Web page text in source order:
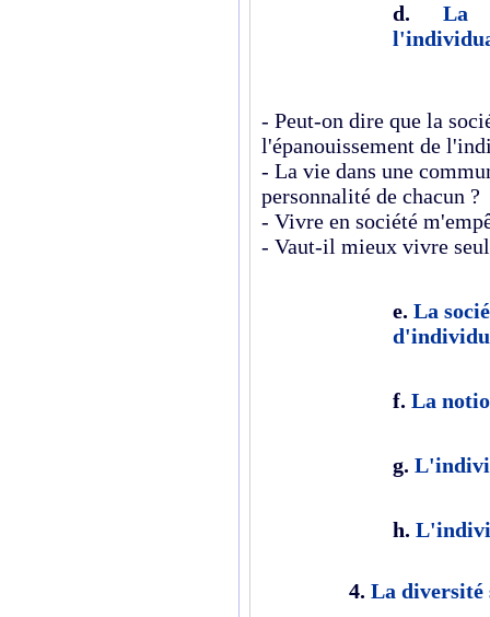
d. La
- Peut-on dire que la
l'épanouissement de
- La vie dans une
personnalité de chacun ?
- Vivre en société
- Vaut-il mieux vivre
e. La
f. La
g.
h.
4. La diversité